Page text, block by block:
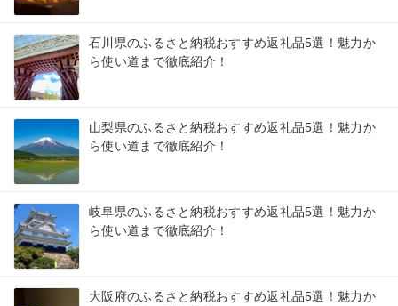
石川県のふるさと納税おすすめ返礼品5選！魅力か
ら使い道まで徹底紹介！
山梨県のふるさと納税おすすめ返礼品5選！魅力か
ら使い道まで徹底紹介！
岐阜県のふるさと納税おすすめ返礼品5選！魅力か
ら使い道まで徹底紹介！
大阪府のふるさと納税おすすめ返礼品5選！魅力か